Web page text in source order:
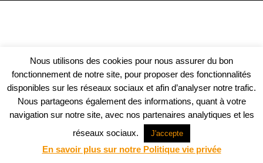
Nous utilisons des cookies pour nous assurer du bon
fonctionnement de notre site, pour proposer des fonctionnalités
disponibles sur les réseaux sociaux et afin d’analyser notre trafic.
Nous partageons également des informations, quant à votre
navigation sur notre site, avec nos partenaires analytiques et les
réseaux sociaux.
J'accepte
En savoir plus sur notre Politique vie privée